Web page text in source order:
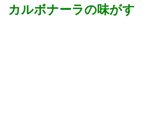
カルボナーラの味がす